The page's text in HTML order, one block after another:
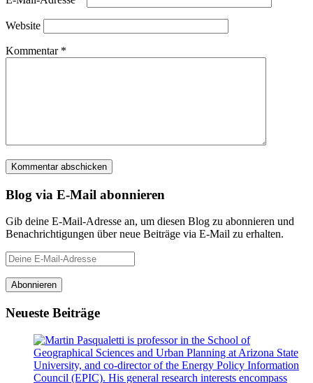
Website
Kommentar *
Blog via E-Mail abonnieren
Gib deine E-Mail-Adresse an, um diesen Blog zu abonnieren und
Benachrichtigungen über neue Beiträge via E-Mail zu erhalten.
Deine
E-
Mail-
Adresse
Abonnieren
Neueste Beiträge